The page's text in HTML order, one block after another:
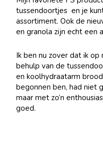
tussendoortjes en je
assortiment. Ook de
en granola zijn echt een
Ik ben nu zover dat ik
behulp van de
en koolhydraatarm
begonnen ben, had niet
maar met zo’n
goed.